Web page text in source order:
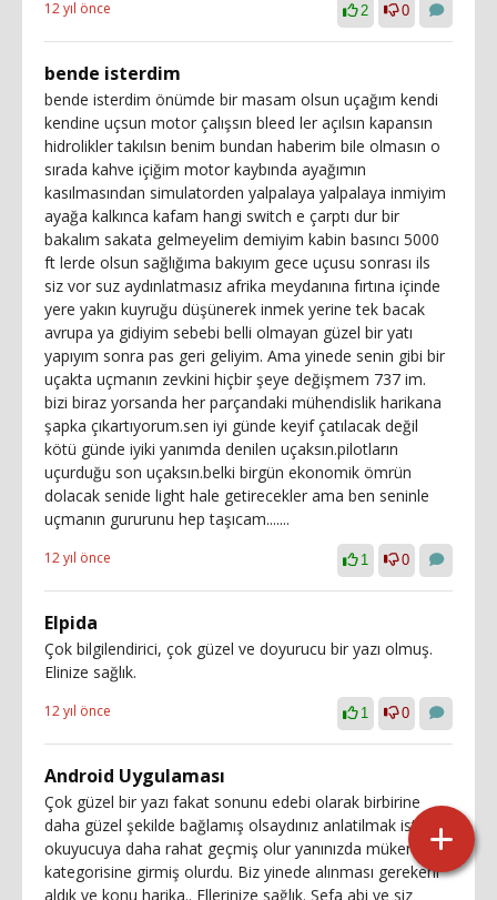
12 yıl önce 2 0
bende isterdim
bende isterdim önümde bir masam olsun uçağım kendi
kendine uçsun motor çalışsın bleed ler açılsın kapansın
hidrolikler takılsın benim bundan haberim bile olmasın o
sırada kahve içiğim motor kaybında ayağımın
kasılmasından simulatorden yalpalaya yalpalaya inmiyim
ayağa kalkınca kafam hangi switch e çarptı dur bir
bakalım sakata gelmeyelim demiyim kabin basıncı 5000
ft lerde olsun sağlığıma bakıyım gece uçusu sonrası ils
siz vor suz aydınlatmasız afrika meydanına fırtına içinde
yere yakın kuyruğu düşünerek inmek yerine tek bacak
avrupa ya gidiyim sebebi belli olmayan güzel bir yatı
yapıyım sonra pas geri geliyim. Ama yinede senin gibi bir
uçakta uçmanın zevkini hiçbir şeye değişmem 737 im.
bizi biraz yorsanda her parçandaki mühendislik harikana
şapka çıkartıyorum.sen iyi günde keyif çatılacak değil
kötü günde iyiki yanımda denilen uçaksın.pilotların
uçurduğu son uçaksın.belki birgün ekonomik ömrün
dolacak senide light hale getirecekler ama ben seninle
uçmanın gururunu hep taşıcam.......
12 yıl önce 1 0
Elpida
Çok bilgilendirici, çok güzel ve doyurucu bir yazı olmuş.
Elinize sağlık.
12 yıl önce 1 0
Android Uygulaması
Çok güzel bir yazı fakat sonunu edebi olarak birbirine
daha güzel şekilde bağlamış olsaydınız anlatilmak istenen
okuyucuya daha rahat geçmiş olur yanınızda mükemmel
kategorisine girmiş olurdu. Biz yinede alınması gerekeni
aldık ve konu harika.. Ellerinize sağlık. Sefa abi ve siz